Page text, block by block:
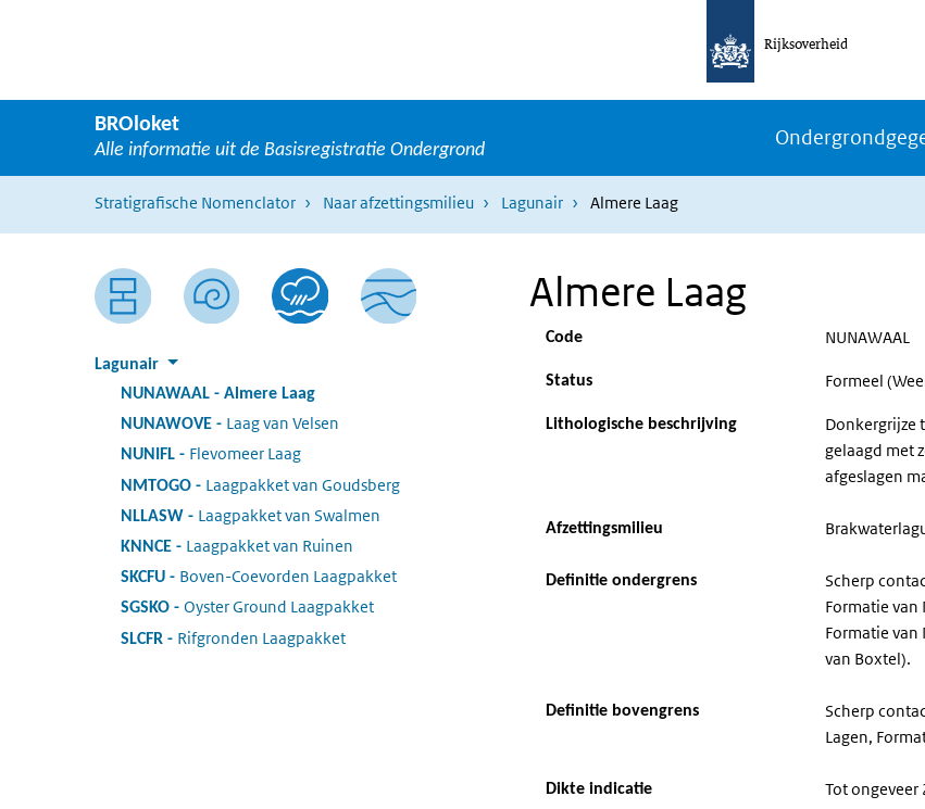
Rijksoverheid
BROloket
Alle informatie uit de Basisregistratie Ondergrond
Stratigrafische Nomenclator Naar afzettingsmilieu Lagunair Almere Laag
Almere Laag
Code NUNAWAAL
Status Formeel
Lithologische beschrijving
Donkergrijze
gelaagd met
afgeslagen
Afzettingsmilieu
Definitie ondergrens
Scherp
Formatie van
Formatie
van Boxtel).
Definitie bovengrens
Scherp
Lagen,
Dikte indicatie Tot ongeveer
Lagunair
NUNAWAAL
Almere Laag
NUNAWOVE
Laag van Velsen
NUNIFL Flevomeer Laag
NMTOGO Laagpakket van Goudsberg
NLLASW Laagpakket van Swalmen
KNNCE Laagpakket van Ruinen
SKCFU Boven-Coevorden Laagpakket
SGSKO Oyster Ground Laagpakket
SLCFR Rifgronden Laagpakket